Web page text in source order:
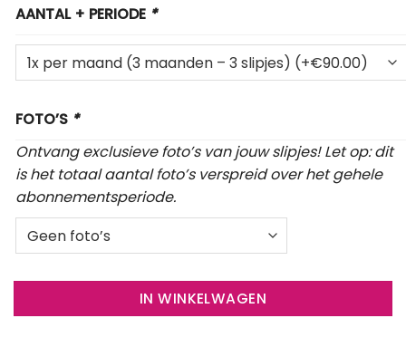
AANTAL + PERIODE *
FOTO’S *
Ontvang exclusieve foto’s van jouw slipjes! Let op: dit
is het totaal aantal foto’s verspreid over het gehele
abonnementsperiode.
IN WINKELWAGEN